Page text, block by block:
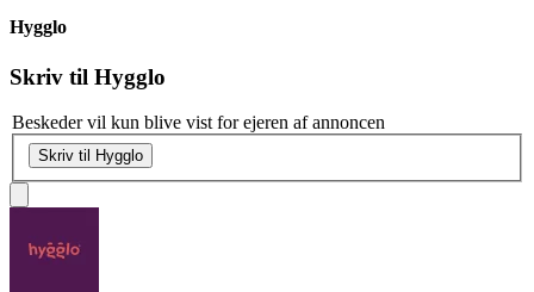
Hygglo
Skriv til Hygglo
Beskeder vil kun blive vist for ejeren af annoncen
Skriv til Hygglo